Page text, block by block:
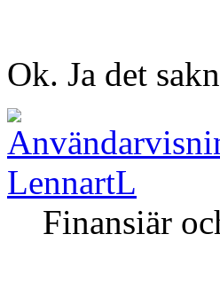
Ok. Ja det
LennartL
Finansiär